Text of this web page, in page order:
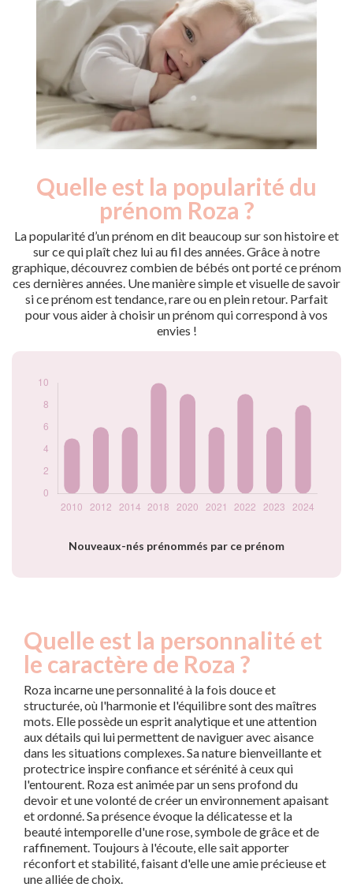
Quelle est la popularité du
prénom Roza ?
La popularité d’un prénom en dit beaucoup sur son histoire et
sur ce qui plaît chez lui au fil des années. Grâce à notre
graphique, découvrez combien de bébés ont porté ce prénom
ces dernières années. Une manière simple et visuelle de savoir
si ce prénom est tendance, rare ou en plein retour. Parfait
pour vous aider à choisir un prénom qui correspond à vos
envies !
Nouveaux-nés prénommés par ce prénom
Popularité du
Année
Nouveaux-
nés
2012
6
2014
6
2018
10
2020
9
2021
6
2022
9
Quelle est la personnalité et
le caractère de Roza ?
Roza incarne une personnalité à la fois douce et
structurée, où l'harmonie et l'équilibre sont des maîtres
mots. Elle possède un esprit analytique et une attention
aux détails qui lui permettent de naviguer avec aisance
dans les situations complexes. Sa nature bienveillante et
protectrice inspire confiance et sérénité à ceux qui
l'entourent. Roza est animée par un sens profond du
devoir et une volonté de créer un environnement apaisant
et ordonné. Sa présence évoque la délicatesse et la
beauté intemporelle d'une rose, symbole de grâce et de
raffinement. Toujours à l'écoute, elle sait apporter
réconfort et stabilité, faisant d'elle une amie précieuse et
une alliée de choix.